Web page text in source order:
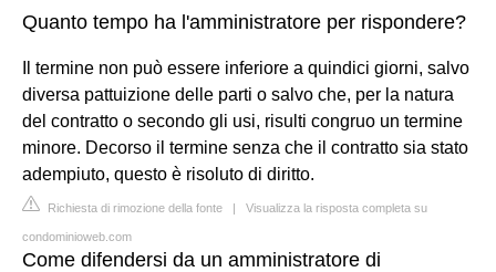
Quanto tempo ha l'amministratore per rispondere?
Il termine non può essere inferiore a quindici giorni, salvo
diversa pattuizione delle parti o salvo che, per la natura
del contratto o secondo gli usi, risulti congruo un termine
minore. Decorso il termine senza che il contratto sia stato
adempiuto, questo è risoluto di diritto.
Richiesta di rimozione della fonte | Visualizza la risposta completa su
condominioweb.com
Come difendersi da un amministratore di